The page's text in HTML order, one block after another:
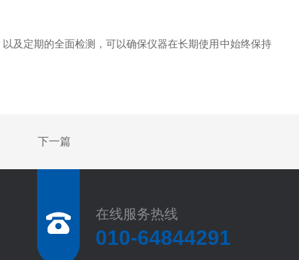
及定期的全面检测，可以确保仪器在长期使用中始终保持
下一篇
在线服务热线
010-64844291